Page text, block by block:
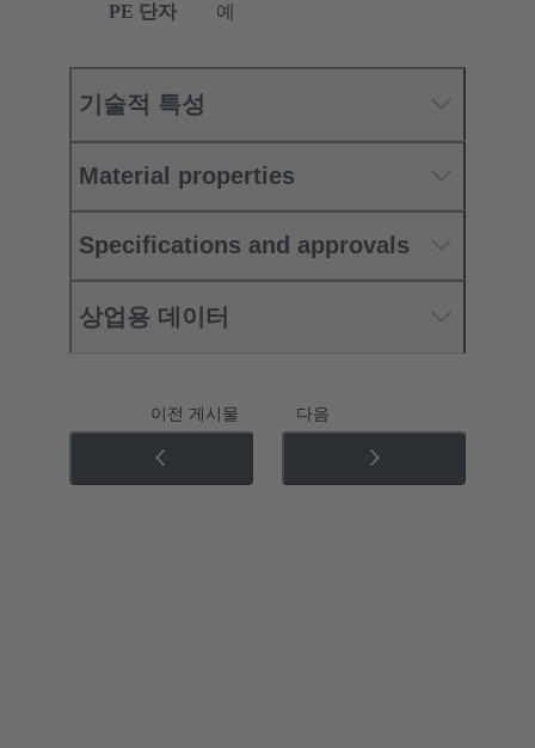
PE 단자
예
기술적 특성
Material properties
Specifications and approvals
상업용 데이터
이전 게시물 다음